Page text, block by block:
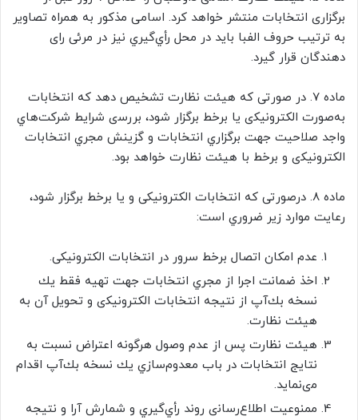
برگزاری ﺍﻧﺘﺨﺎﺑﺎﺕ منتشر خواهد کرد. اسامی ﻣﺬﻛﻮﺭ به همراه تصاویر
به ترتیب حروف الفبا ﺑﺎﻳﺪ ﺩﺭ ﻣﺤﻞ رأﻱ‌ﮔﻴﺮﻱ نیز ﺩﺭ مرئی رای
دهندگان ﻗﺮﺍﺭ ﮔﻴﺮﺩ.
ﻣﺎﺩه ۷. در صورتی که هیئت ﻧﻈﺎﺭﺕ تشخیص دهد ﻛﻪ ﺍﻧﺘﺨﺎﺑﺎﺕ
ﺑﻪ‌ﺻﻮﺭﺕ ﺍﻟﻜﺘﺮﻭﻧﻴﻜی یا برخط ﺑﺮﮔﺰﺍﺭ ﺷﻮﺩ، ﺑﺮﺭﺳی ﺷﺮﺍﻳﻂ ﺷﺮﻛﺖﻫﺎﻱ
ﻭﺍﺟﺪ ﺻﻼﺣﻴﺖ ﺟﻬﺖ ﺑﺮﮔﺰﺍﺭﻱ ﺍﻧﺘﺨﺎﺑﺎﺕ ﻭ ﮔﺰﻳﻨﺶ ﻣﺠﺮﻱ ﺍﻧﺘﺨﺎﺑﺎﺕ
ﺍﻟﻜﺘﺮﻭﻧﻴﻜی و برخط ﺑﺎ هیئت ﻧﻈﺎﺭﺕ ﺧﻮﺍﻫﺪ ﺑﻮﺩ.
ﻣﺎﺩه ۸. درصورتی که ﺍﻧﺘﺨﺎﺑﺎﺕ الکترونیکی و یا برخط ﺑﺮﮔﺰﺍﺭ ﺷﻮﺩ،
ﺭﻋﺎﻳﺖ ﻣﻮﺍﺭﺩ ﺯﻳﺮ ﺿﺮﻭﺭﻱ ﺍﺳﺖ:
ﻋﺪﻡ ﺍﻣﻜﺎﻥ ﺍﺗﺼﺎﻝ برخط ﺳﺮﻭﺭ در ﺍﻧﺘﺨﺎﺑﺎﺕ الکترونیکی.
ﺍﺧﺬ ﺿﻤﺎﻧﺖ ﺍﺟﺮﺍ ﺍﺯ ﻣﺠﺮﻱ ﺍﻧﺘﺨﺎﺑﺎﺕ ﺟﻬﺖ تهیه ﻓﻘﻂ ﻳﻚ
نسخه ﺑﻚ‌ﺁﭖ ﺍﺯ نتیجه ﺍﻧﺘﺨﺎﺑﺎﺕ ﺍﻟﻜﺘﺮﻭﻧﻴﻜی ﻭ ﺗﺤﻮﻳﻞ ﺁﻥ ﺑﻪ
هیئت ﻧﻈﺎﺭﺕ.
هیئت ﻧﻈﺎﺭﺕ ﭘﺲ ﺍﺯ ﻋﺪﻡ ﻭﺻﻮﻝ ﻫﺮﮔﻮﻧﻪ ﺍﻋﺘﺮﺍﺽ ﻧﺴﺒﺖ ﺑﻪ
ﻧﺘﺎﻳﺞ ﺍﻧﺘﺨﺎﺑﺎﺕ ﺩﺭ ﺑﺎﺏ ﻣﻌﺪﻭﻡ‌ﺳﺎﺯﻱ ﻳﻚ نسخه ﺑﻚ‌ﺁﭖ ﺍﻗﺪﺍﻡ
ﻣیﻧﻤﺎﻳﺪ.
ممنوعیت ﺍﻃﻼﻉ‌ﺭﺳﺎﻧی ﺭﻭﻧﺪ ﺭأﻱ‌ﮔﻴﺮﻱ ﻭ ﺷﻤﺎﺭﺵ ﺁﺭﺍ ﻭ نتیجه